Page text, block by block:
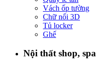
Vách ốp tường
Chữ nổi 3D
Tủ locker
Ghế
Nội thất shop, spa